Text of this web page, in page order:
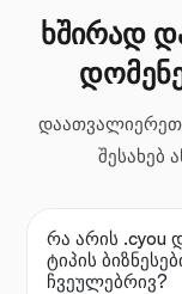
ხშირად
დაათვალიერეთ
შესახებ
რა არის .cyou
ტიპის
ჩვეულებრივ?